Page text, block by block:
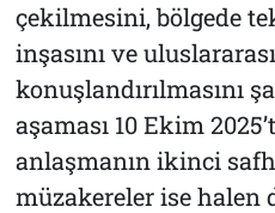
çekilmesini, bölgede
inşasını ve
konuşlandırılmasını
aşaması 10 Ekim
anlaşmanın ikinci
müzakereler ise halen